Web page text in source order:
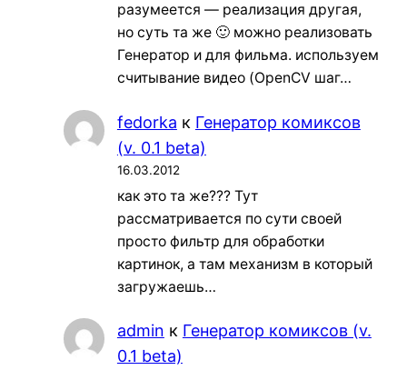
разумеется — реализация другая,
но суть та же 🙂 можно реализовать
Генератор и для фильма. используем
считывание видео (OpenCV шаг…
fedorka к Генератор комиксов
(v. 0.1 beta)
16.03.2012
как это та же??? Тут
рассматривается по сути своей
просто фильтр для обработки
картинок, а там механизм в который
загружаешь…
admin к Генератор комиксов (v.
0.1 beta)